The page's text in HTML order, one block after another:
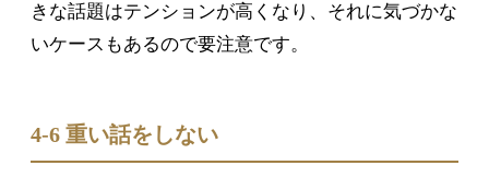
きな話題はテンションが高くなり、それに気づかな
いケースもあるので要注意です。
4-6 重い話をしない